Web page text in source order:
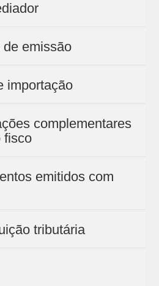
emissão
importação
complementares
fisco
emitidos com
tributária